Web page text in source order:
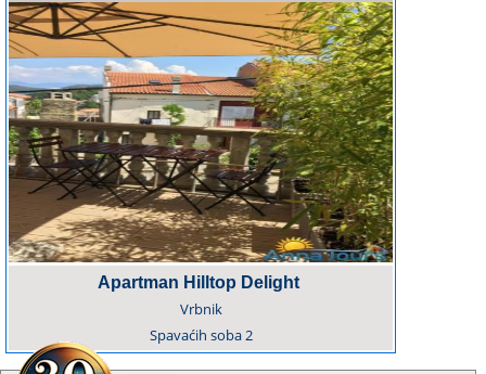
Apartman Hilltop Delight
Vrbnik
Spavaćih soba2